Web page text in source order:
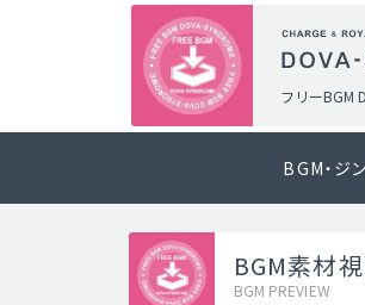
フリーBGM
BGM・ジ
BGM素材
BGM PREVIEW